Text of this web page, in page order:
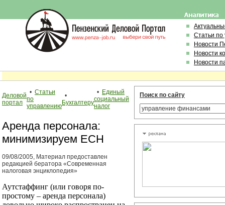
Статьи по
Новости
Новости
Новости
Деловой
портал
• Статьи
по
управлению
•
Бухгалтеру
• Единый
социальный
налог
Аренда персонала:
минимизируем ЕСН
09/08/2005, Материал предоставлен
редакцией бератора «Современная
налоговая энциклопедия»
Аутстаффинг (или говоря по-
простому – аренда персонала)
Поиск по сайту